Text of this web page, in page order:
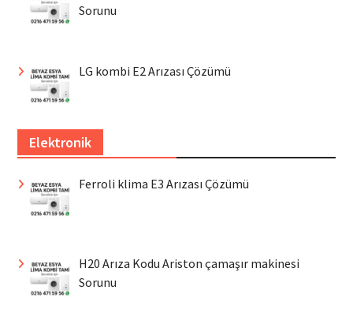
Sorunu
LG kombi E2 Arızası Çözümü
Elektronik
Ferroli klima E3 Arızası Çözümü
H20 Arıza Kodu Ariston çamaşır makinesi
Sorunu